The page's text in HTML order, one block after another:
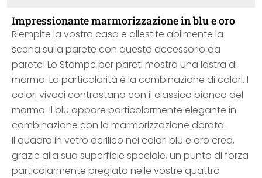
Impressionante marmorizzazione in blu e oro
Riempite la vostra casa e allestite abilmente la
scena sulla parete con questo accessorio da
parete! Lo Stampe per pareti mostra una lastra di
marmo. La particolarità è la combinazione di colori. I
colori vivaci contrastano con il classico bianco del
marmo. Il blu appare particolarmente elegante in
combinazione con la marmorizzazione dorata.
Il quadro in vetro acrilico nei colori blu e oro crea,
grazie alla sua superficie speciale, un punto di forza
particolarmente pregiato nelle vostre quattro